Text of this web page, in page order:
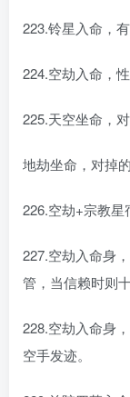
223.铃星入命，
224.空劫入命，性
225.天空坐命，
地劫坐命，对掉
226.空劫+宗教星
227.空劫入命身
管，当信赖时则十
228.空劫入命身
空手发迹。